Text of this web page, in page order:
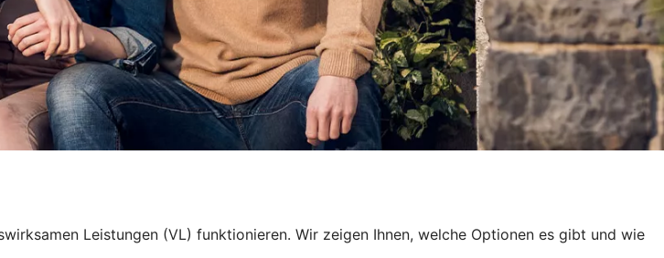
Leistungen (VL) funktionieren. Wir zeigen Ihnen, welche Optionen es gibt und wie